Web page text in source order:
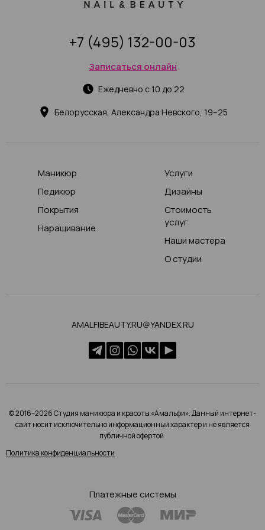
Белорусская, Александра Невского, 19–25
Ежедневно с 10 до 22
Записаться онлайн
+7 (495) 132-00-03
Маникюр
Педикюр
Покрытия
Наращивание
Услуги
Дизайны
Стоимость
услуг
Наши мастера
О студии
AMALFIBEAUTY.RU@YANDEX.RU
© 2016–2026 Студия маникюра и красоты «Амальфи». Данный интернет-
сайт носит исключительно информационный характер и не является
публичной офертой.
Политика конфиденциальности
Платежные системы